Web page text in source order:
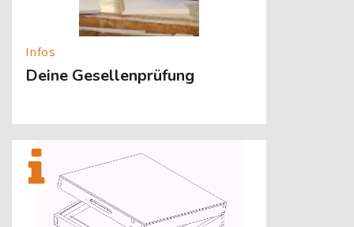
Deine Gesellenprüfung
[Cocoon] About (Text with Image) überspringen